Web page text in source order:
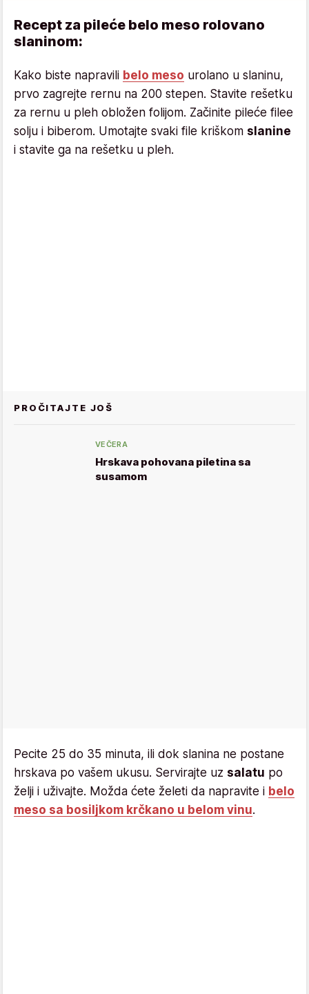
Recept za pileće belo meso rolovano
slaninom:
Kako biste napravili belo meso urolano u slaninu,
prvo zagrejte rernu na 200 stepen. Stavite rešetku
za rernu u pleh obložen folijom. Začinite pileće filee
solju i biberom. Umotajte svaki file kriškom slanine
i stavite ga na rešetku u pleh.
PROČITAJTE JOŠ
VEČERA
Hrskava pohovana piletina sa
susamom
Pecite 25 do 35 minuta, ili dok slanina ne postane
hrskava po vašem ukusu. Servirajte uz salatu po
želji i uživajte. Možda ćete želeti da napravite i belo
meso sa bosiljkom krčkano u belom vinu.